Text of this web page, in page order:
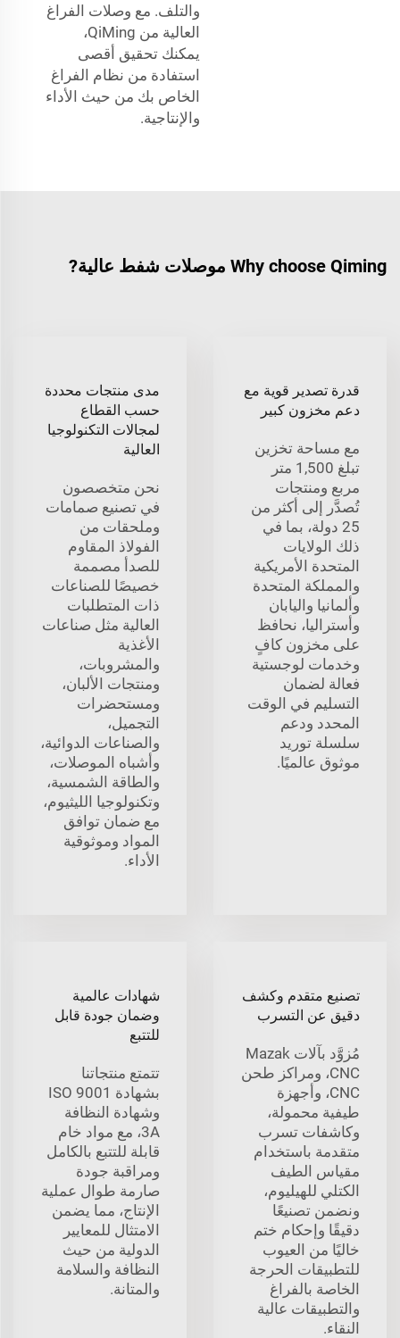
والتلف. مع وصلات الفراغ
العالية من QiMing،
يمكنك تحقيق أقصى
استفادة من نظام الفراغ
الخاص بك من حيث الأداء
والإنتاجية.
Why choose Qiming موصلات شفط عالية?
قدرة تصدير قوية مع
دعم مخزون كبير
مع مساحة تخزين
تبلغ 1,500 متر
مربع ومنتجات
تُصدَّر إلى أكثر من
25 دولة، بما في
ذلك الولايات
المتحدة الأمريكية
والمملكة المتحدة
وألمانيا واليابان
وأستراليا، نحافظ
على مخزون كافٍ
وخدمات لوجستية
فعالة لضمان
التسليم في الوقت
المحدد ودعم
سلسلة توريد
موثوق عالميًا.
مدى منتجات محددة
حسب القطاع
لمجالات التكنولوجيا
العالية
نحن متخصصون
في تصنيع صمامات
وملحقات من
الفولاذ المقاوم
للصدأ مصممة
خصيصًا للصناعات
ذات المتطلبات
العالية مثل صناعات
الأغذية
والمشروبات،
ومنتجات الألبان،
ومستحضرات
التجميل،
والصناعات الدوائية،
وأشباه الموصلات،
والطاقة الشمسية،
وتكنولوجيا الليثيوم،
مع ضمان توافق
المواد وموثوقية
الأداء.
تصنيع متقدم وكشف
دقيق عن التسرب
مُزوَّد بآلات Mazak
CNC، ومراكز طحن
CNC، وأجهزة
طيفية محمولة،
وكاشفات تسرب
متقدمة باستخدام
مقياس الطيف
الكتلي للهيليوم،
ونضمن تصنيعًا
دقيقًا وإحكام ختم
خاليًا من العيوب
للتطبيقات الحرجة
الخاصة بالفراغ
والتطبيقات عالية
النقاء.
شهادات عالمية
وضمان جودة قابل
للتتبع
تتمتع منتجاتنا
بشهادة ISO 9001
وشهادة النظافة
3A، مع مواد خام
قابلة للتتبع بالكامل
ومراقبة جودة
صارمة طوال عملية
الإنتاج، مما يضمن
الامتثال للمعايير
الدولية من حيث
النظافة والسلامة
والمتانة.